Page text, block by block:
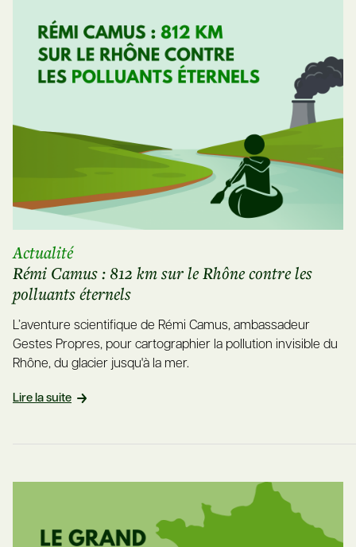
Actualité
Rémi Camus : 812 km sur le Rhône contre les
polluants éternels
L’aventure scientifique de Rémi Camus, ambassadeur
Gestes Propres, pour cartographier la pollution invisible du
Rhône, du glacier jusqu'à la mer.
Lire la suite